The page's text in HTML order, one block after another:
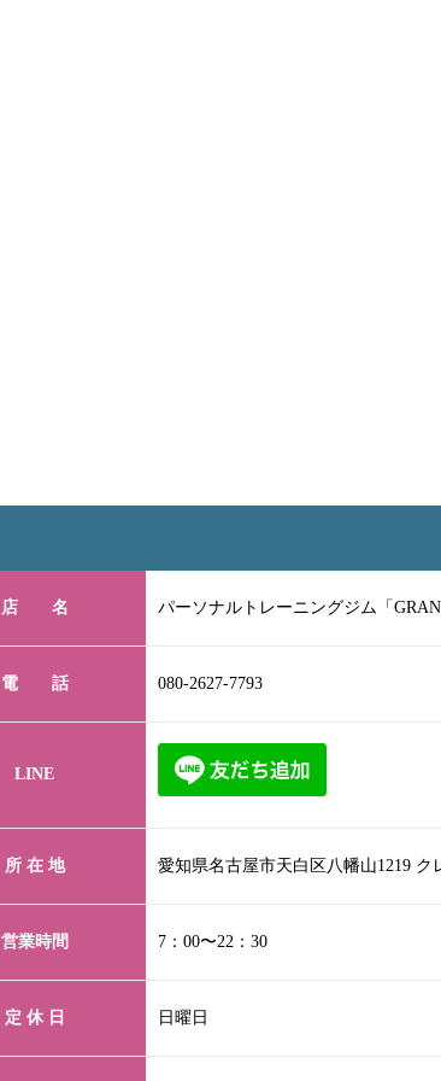
店 名 パーソナルトレーニングジム「
電 話 080-2627-7793
LINE
所 在 地 愛知県名古屋市天白区八幡山1219 ク
営業時間 7：00〜22：30
定 休 日 日曜日